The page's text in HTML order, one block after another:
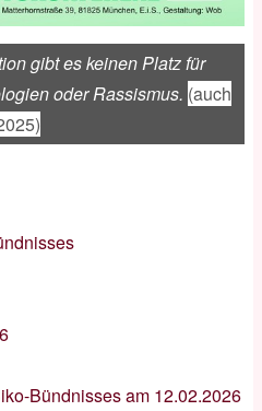
gibt es keinen Platz für
oder Rassismus. (auch
Bündnisses am 12.02.2026